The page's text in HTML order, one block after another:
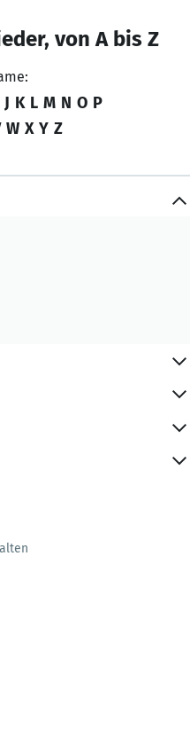
von A bis Z
J K L M N O P
W X Y Z